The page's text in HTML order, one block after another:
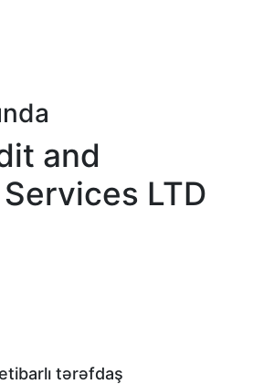
and
LTD
tərəfdaş